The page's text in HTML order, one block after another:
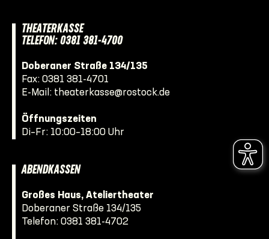
THEATERKASSE
TELEFON: 0381 381-4700
Doberaner Straße 134/135
Fax: 0381 381-4701
E-Mail: theaterkasse@rostock.de
Öffnungszeiten
Di–Fr: 10:00–18:00 Uhr
ABENDKASSEN
Großes Haus, Ateliertheater
Doberaner Straße 134/135
Telefon: 0381 381-4702